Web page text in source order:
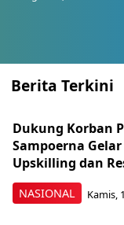
Berita Terkini
NASIONAL
Dukung Korban
Sampoerna
Upskilling dan
Kamis,